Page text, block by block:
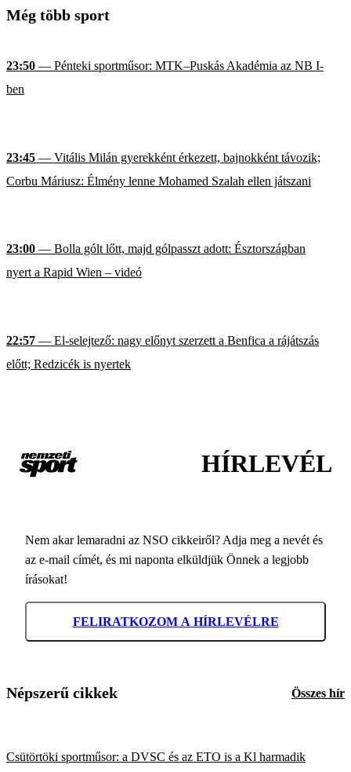
Még több sport
23:50 — Pénteki sportműsor: MTK–Puskás Akadémia az NB I-
ben
23:45 — Vitális Milán gyerekként érkezett, bajnokként távozik;
Corbu Máriusz: Élmény lenne Mohamed Szalah ellen játszani
23:00 — Bolla gólt lőtt, majd gólpasszt adott: Észtországban
nyert a Rapid Wien – videó
22:57 — El-selejtező: nagy előnyt szerzett a Benfica a rájátszás
előtt; Redzicék is nyertek
HÍRLEVÉL
Nem akar lemaradni az NSO cikkeiről? Adja meg a nevét és
az e-mail címét, és mi naponta elküldjük Önnek a legjobb
írásokat!
FELIRATKOZOM A HÍRLEVÉLRE
Népszerű cikkek Összes hír
Csütörtöki sportműsor: a DVSC és az ETO is a Kl harmadik